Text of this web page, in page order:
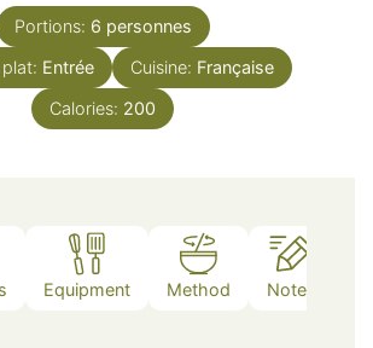
Portions: 6 personnes
Entrée Cuisine: Française
Calories: 200
Equipment Method Notes